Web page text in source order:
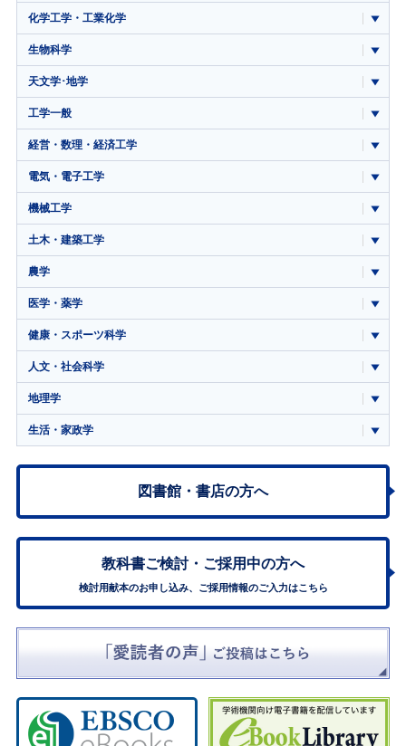
化学工学・工業化学
生物科学
天文学･地学
工学一般
経営・数理・経済工学
電気・電子工学
機械工学
土木・建築工学
農学
医学・薬学
健康・スポーツ科学
人文・社会科学
地理学
生活・家政学
図書館・書店の方へ
教科書ご検討・ ご採用中の方へ
検討用献本のお申し込み、ご採用情報のご入力はこちら